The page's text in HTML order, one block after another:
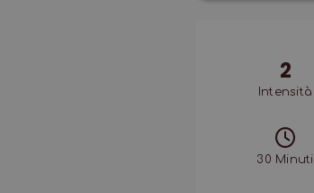
2
Intensità
30 Minuti